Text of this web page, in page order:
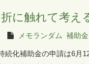
に触れて考え
メモランダム 補助
続化補助金の申請は6月